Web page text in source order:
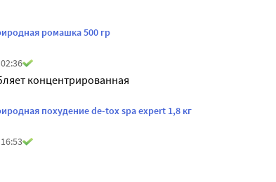
ромашка 500 гр
концентрированная
похудение de-tox spa expert 1,8 кг